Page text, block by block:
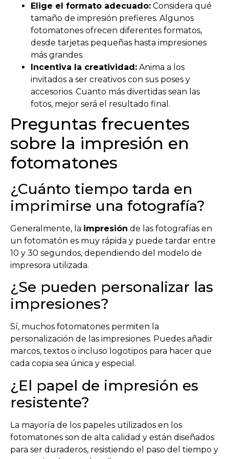
Elige el formato adecuado: Considera qué
tamaño de impresión prefieres. Algunos
fotomatones ofrecen diferentes formatos,
desde tarjetas pequeñas hasta impresiones
más grandes.
Incentiva la creatividad: Anima a los
invitados a ser creativos con sus poses y
accesorios. Cuanto más divertidas sean las
fotos, mejor será el resultado final.
Preguntas frecuentes
sobre la impresión en
fotomatones
¿Cuánto tiempo tarda en
imprimirse una fotografía?
Generalmente, la impresión de las fotografías en
un fotomatón es muy rápida y puede tardar entre
10 y 30 segundos, dependiendo del modelo de
impresora utilizada.
¿Se pueden personalizar las
impresiones?
Sí, muchos fotomatones permiten la
personalización de las impresiones. Puedes añadir
marcos, textos o incluso logotipos para hacer que
cada copia sea única y especial.
¿El papel de impresión es
resistente?
La mayoría de los papeles utilizados en los
fotomatones son de alta calidad y están diseñados
para ser duraderos, resistiendo el paso del tiempo y